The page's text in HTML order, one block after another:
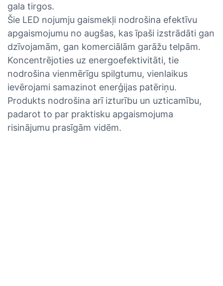
gala tirgos.
Šie LED nojumju gaismekļi nodrošina efektīvu
apgaismojumu no augšas, kas īpaši izstrādāti gan
dzīvojamām, gan komerciālām garāžu telpām.
Koncentrējoties uz energoefektivitāti, tie
nodrošina vienmērīgu spilgtumu, vienlaikus
ievērojami samazinot enerģijas patēriņu.
Produkts nodrošina arī izturību un uzticamību,
padarot to par praktisku apgaismojuma
risinājumu prasīgām vidēm.